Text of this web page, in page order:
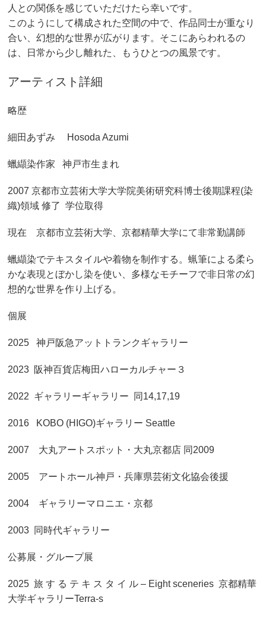
人との関係を感じていただけたら幸いです。
このようにして構成された空間の中で、作品同士が重なり
合い、幻想的な世界が広がります。そこにあらわれるの
は、日常から少し離れた、もうひとつの風景です。
アーティスト詳細
略歴
細田あずみ Hosoda Azumi
蠟纈染作家 神戸市生まれ
2007 京都市立芸術大学大学院美術研究科博士後期課程(染
織)領域 修了 学位取得
現在 京都市立芸術大学、京都精華大学にて非常勤講師
蠟纈染でテキスタイルや着物を制作する。蝋筆による柔ら
かな表現とぼかし染を使い、多様なモチーフで非日常の幻
想的な世界を作り上げる。
個展
2025 神戸阪急アットトランクギャラリー
2023 阪神百貨店梅田ハローカルチャー３
2022 ギャラリーギャラリー 同14,17,19
2016 KOBO (HIGO)ギャラリー Seattle
2007 大丸アートスポット・大丸京都店 同2009
2005 アートホール神戸・兵庫県芸術文化協会後援
2004 ギャラリーマロニエ・京都
2003 同時代ギャラリー
公募展・グループ展
2025 旅 す る テ キ ス タ イ ル – Eight sceneries 京都精華
大学ギャラリーTerra-s